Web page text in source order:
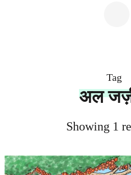
Tag
अल
Showing 1